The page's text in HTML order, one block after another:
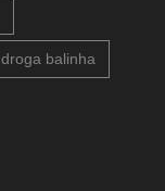
droga balinha